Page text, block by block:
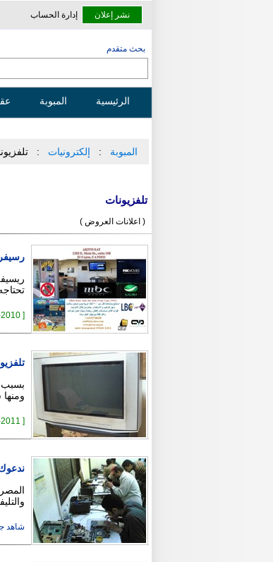
نشر إعلان إدارة الحساب
بحث متقدم
الرئيسية المبوبة
المبوبة إلكترونيات
تلفزيونات
( اعلانات العروض )
[ 31-12-2010 ]
[ 16-4-2011 ]
شاهد